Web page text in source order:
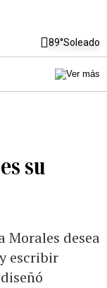
89°Soleado
su
Morales desea
escribir